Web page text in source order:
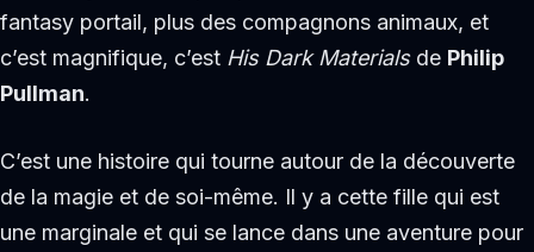
fantasy portail, plus des compagnons animaux, et
c’est magnifique, c’est His Dark Materialsde Philip
Pullman.
C’est une histoire qui tourne autour de la découverte
de la magie et de soi-même. Il y a cette fille qui est
une marginale et qui se lance dans une aventure pour